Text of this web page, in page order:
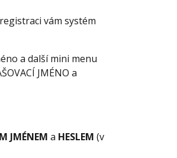
vám systém
a další mini menu
JMÉNO a
JMÉNEM a HESLEM (v